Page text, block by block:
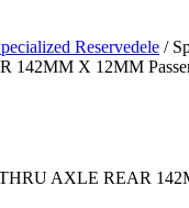
Reservedele /
142MM X 12MM
AXLE REAR